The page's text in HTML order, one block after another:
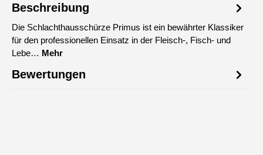
Beschreibung
Die Schlachthausschürze Primus ist ein bewährter Klassiker
für den professionellen Einsatz in der Fleisch-, Fisch- und
Lebe… Mehr
Bewertungen